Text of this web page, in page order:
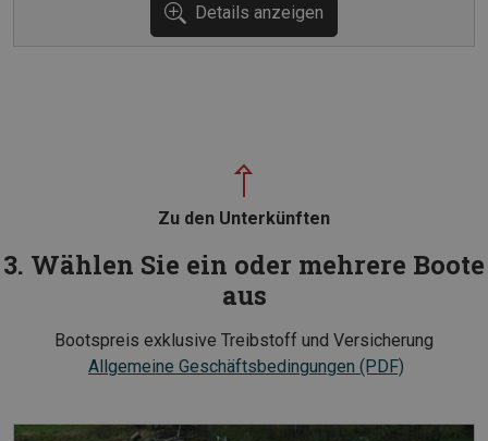
Details anzeigen
Zu den Unterkünften
3. Wählen Sie ein oder mehrere Boote
aus
Bootspreis exklusive Treibstoff und Versicherung
Allgemeine Geschäftsbedingungen (PDF)